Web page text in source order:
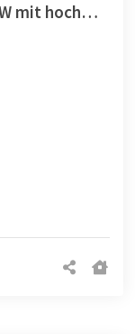
Hofheim - 3-Zimmer-Neubau-ETW mit hochwertiger Ausstattung